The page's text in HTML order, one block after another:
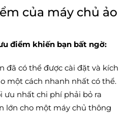
của máy chủ ảo
điểm khiến bạn bất ngờ:
đã có thể được cài đặt và kích
một cách nhanh nhất có thể.
ưu nhất chi phí phải bỏ ra
lớn cho một máy chủ thông